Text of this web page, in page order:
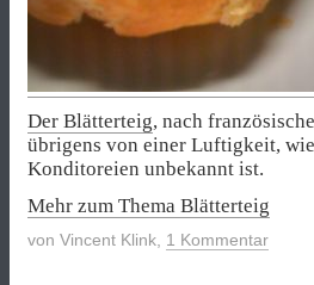
Der Blätterteig, nach
übrigens von einer Luftigkeit,
Konditoreien unbekannt ist.
Mehr zum Thema Blätterteig
von Vincent Klink 1 Kommentar